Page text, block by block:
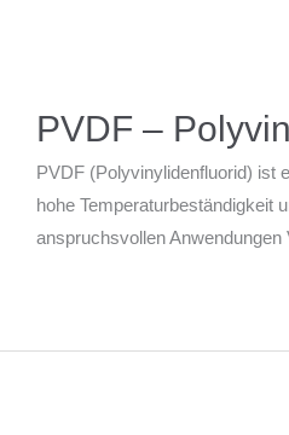
PVDF –
PVDF (Polyvinylidenfluorid) ist
hohe Temperaturbeständigkeit
anspruchsvollen